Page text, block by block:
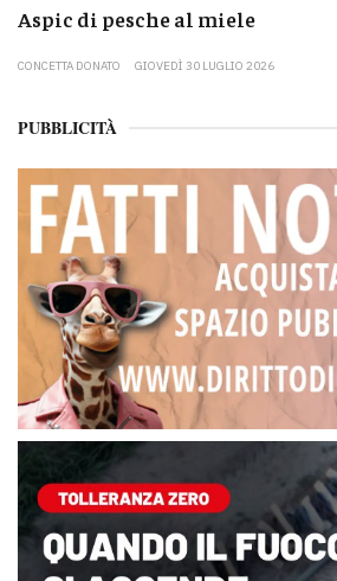
Aspic di pesche al miele
CONCETTA DONATO GIOVEDÌ 30 LUGLIO 2026
PUBBLICITÀ